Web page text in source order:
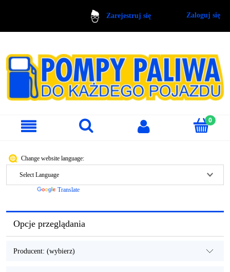
Zarejestruj się Zaloguj się
Change website language:
Translate
Opcje przeglądania
Producent: (wybierz)